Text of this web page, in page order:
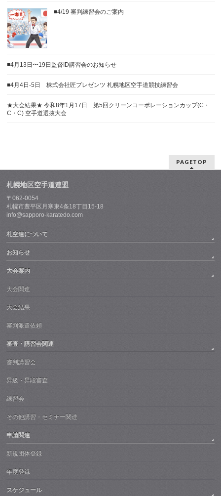
■4/19 審判練習会のご案内
■4月13日〜19日監督ID講習会のお知らせ
■4月4日-5日 株式会社匠プレゼンツ 札幌地区空手道競技練習会
★大会結果★ 令和8年1月17日 第5回クリーンコーポレーションカップ(C・
C・C) 空手道選抜大会
PAGETOP
札幌地区空手道連盟
〒062-0054
札幌市豊平区月寒東4条18丁目15-18
info@sapporo-karatedo.com
札空連について
お知らせ
大会案内
大会関連
大会結果
審判派遣依頼
審査・講習会関連
審判講習会
昇級・昇段審査
練習会
その他講習・セミナー関連
申請関連
新規団体登録
年度登録
スケジュール